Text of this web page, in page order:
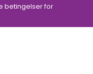
betingelser for